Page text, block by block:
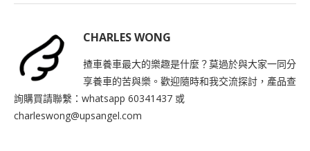
CHARLES WONG
揸車養車最大的樂趣是什麼？莫過於與大家一同分
享養車的苦與樂。歡迎隨時和我交流探討，產品查
詢購買請聯繫：whatsapp 60341437 或
charleswong@upsangel.com